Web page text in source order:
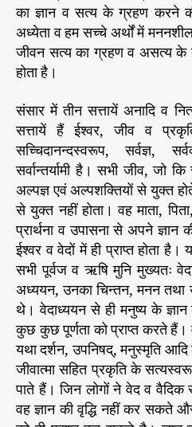
का ज्ञान व सत्य के ग्रहण करने
अध्येता व हम सच्चे अर्थों में
जीवन सत्य का ग्रहण व असत्य के
होता है।
संसार में तीन सत्तायें अनादि व
सत्तायें हैं ईश्वर, जीव व
सच्चिदानन्दस्वरूप, सर्वज्ञ,
सर्वान्तर्यामी है। सभी जीव, जो
अल्पज्ञ एवं अल्पशक्तियों से युक्त
से युक्त नहीं होता। वह माता,
प्रार्थना व उपासना से अपने ज्ञान
ईश्वर व वेदों में ही प्राप्त होता है।
सभी पूर्वज व ऋषि मुनि मुख्यतः
अध्ययन, उनका चिन्तन, मनन
थे। वेदाध्ययन से ही मनुष्य के
कुछ कुछ पूर्णता को प्राप्त करते हैं।
यथा दर्शन, उपनिषद्, मनुस्मृति
जीवात्मा सहित प्रकृति के
पाते हैं। जिन लोगों ने वेद व वैदिक
वह ज्ञान की वृद्धि नहीं कर सकते